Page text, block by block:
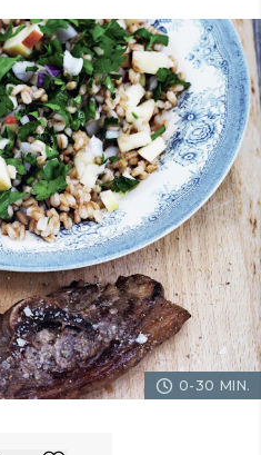
0-30 MIN.